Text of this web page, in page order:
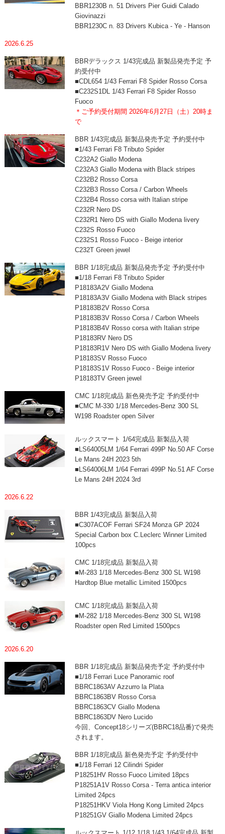
BBR1230B n. 51 Drivers Pier Guidi Calado
Giovinazzi
BBR1230C n. 83 Drivers Kubica - Ye - Hanson
2026.6.25
BBRデラックス 1/43完成品 新製品発売予定 予
約受付中
■CDL654 1/43 Ferrari F8 Spider Rosso Corsa
■C232S1DL 1/43 Ferrari F8 Spider Rosso
Fuoco
＊ご予約受付期間 2026年6月27日（土）20時ま
で
BBR 1/43完成品 新製品発売予定 予約受付中
■1/43 Ferrari F8 Tributo Spider
C232A2 Giallo Modena
C232A3 Giallo Modena with Black stripes
C232B2 Rosso Corsa
C232B3 Rosso Corsa / Carbon Wheels
C232B4 Rosso corsa with Italian stripe
C232R Nero DS
C232R1 Nero DS with Giallo Modena livery
C232S Rosso Fuoco
C232S1 Rosso Fuoco - Beige interior
C232T Green jewel
BBR 1/18完成品 新製品発売予定 予約受付中
■1/18 Ferrari F8 Tributo Spider
P18183A2V Giallo Modena
P18183A3V Giallo Modena with Black stripes
P18183B2V Rosso Corsa
P18183B3V Rosso Corsa / Carbon Wheels
P18183B4V Rosso corsa with Italian stripe
P18183RV Nero DS
P18183R1V Nero DS with Giallo Modena livery
P18183SV Rosso Fuoco
P18183S1V Rosso Fuoco - Beige interior
P18183TV Green jewel
CMC 1/18完成品 新色発売予定 予約受付中
■CMC M-330 1/18 Mercedes-Benz 300 SL
W198 Roadster open Silver
ルックスマート 1/64完成品 新製品入荷
■LS64005LM 1/64 Ferrari 499P No.50 AF Corse
Le Mans 24H 2023 5th
■LS64006LM 1/64 Ferrari 499P No.51 AF Corse
Le Mans 24H 2024 3rd
2026.6.22
BBR 1/43完成品 新製品入荷
■C307ACOF Ferrari SF24 Monza GP 2024
Special Carbon box C.Leclerc Winner Limited
100pcs
CMC 1/18完成品 新製品入荷
■M-283 1/18 Mercedes-Benz 300 SL W198
Hardtop Blue metallic Limited 1500pcs
CMC 1/18完成品 新製品入荷
■M-282 1/18 Mercedes-Benz 300 SL W198
Roadster open Red Limited 1500pcs
2026.6.20
BBR 1/18完成品 新製品発売予定 予約受付中
■1/18 Ferrari Luce Panoramic roof
BBRC1863AV Azzurro la Plata
BBRC1863BV Rosso Corsa
BBRC1863CV Giallo Modena
BBRC1863DV Nero Lucido
今回、Concept18シリーズ(BBRC18品番)で発売
されます。
BBR 1/18完成品 新色発売予定 予約受付中
■1/18 Ferrari 12 Cilindri Spider
P18251HV Rosso Fuoco Limited 18pcs
P18251A1V Rosso Corsa - Terra antica interior
Limited 24pcs
P18251HKV Viola Hong Kong Limited 24pcs
P18251GV Giallo Modena Limited 24pcs